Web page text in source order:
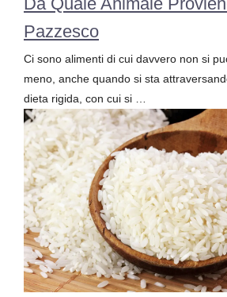
Pazzesco
Ci sono alimenti di cui davvero non si
meno, anche quando si sta
dieta rigida, con cui si …